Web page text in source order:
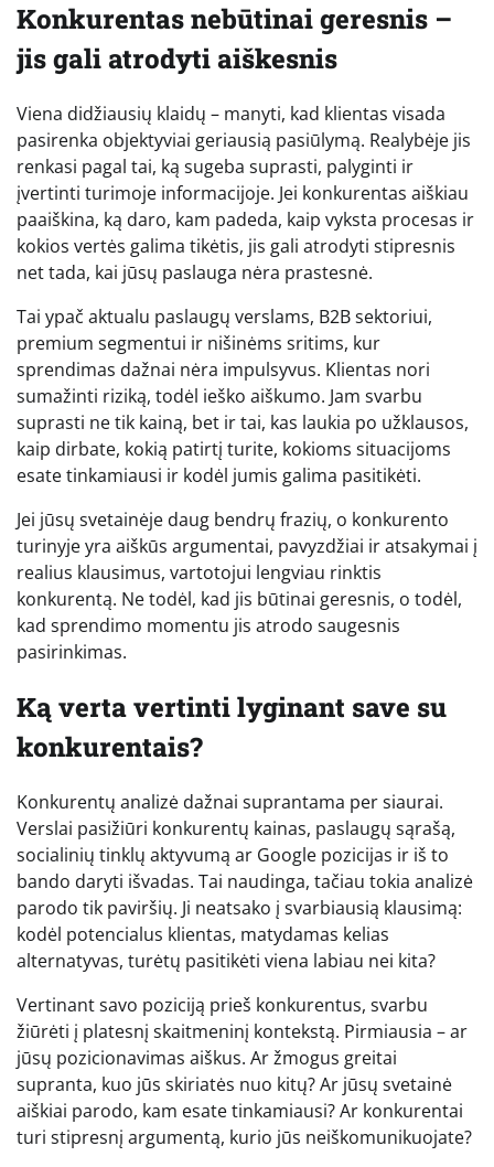
Konkurentas nebūtinai geresnis –
jis gali atrodyti aiškesnis
Viena didžiausių klaidų – manyti, kad klientas visada
pasirenka objektyviai geriausią pasiūlymą. Realybėje jis
renkasi pagal tai, ką sugeba suprasti, palyginti ir
įvertinti turimoje informacijoje. Jei konkurentas aiškiau
paaiškina, ką daro, kam padeda, kaip vyksta procesas ir
kokios vertės galima tikėtis, jis gali atrodyti stipresnis
net tada, kai jūsų paslauga nėra prastesnė.
Tai ypač aktualu paslaugų verslams, B2B sektoriui,
premium segmentui ir nišinėms sritims, kur
sprendimas dažnai nėra impulsyvus. Klientas nori
sumažinti riziką, todėl ieško aiškumo. Jam svarbu
suprasti ne tik kainą, bet ir tai, kas laukia po užklausos,
kaip dirbate, kokią patirtį turite, kokioms situacijoms
esate tinkamiausi ir kodėl jumis galima pasitikėti.
Jei jūsų svetainėje daug bendrų frazių, o konkurento
turinyje yra aiškūs argumentai, pavyzdžiai ir atsakymai į
realius klausimus, vartotojui lengviau rinktis
konkurentą. Ne todėl, kad jis būtinai geresnis, o todėl,
kad sprendimo momentu jis atrodo saugesnis
pasirinkimas.
Ką verta vertinti lyginant save su
konkurentais?
Konkurentų analizė dažnai suprantama per siaurai.
Verslai pasižiūri konkurentų kainas, paslaugų sąrašą,
socialinių tinklų aktyvumą ar Google pozicijas ir iš to
bando daryti išvadas. Tai naudinga, tačiau tokia analizė
parodo tik paviršių. Ji neatsako į svarbiausią klausimą:
kodėl potencialus klientas, matydamas kelias
alternatyvas, turėtų pasitikėti viena labiau nei kita?
Vertinant savo poziciją prieš konkurentus, svarbu
žiūrėti į platesnį skaitmeninį kontekstą. Pirmiausia – ar
jūsų pozicionavimas aiškus. Ar žmogus greitai
supranta, kuo jūs skiriatės nuo kitų? Ar jūsų svetainė
aiškiai parodo, kam esate tinkamiausi? Ar konkurentai
turi stipresnį argumentą, kurio jūs neiškomunikuojate?